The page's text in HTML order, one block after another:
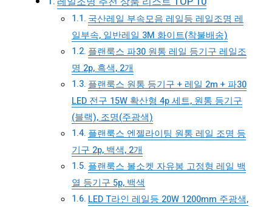
국산레일 부속모음 레일등 레일조명 레
일부속, 일반레일 3M 화이트(착불배송)
플랜룩스 파30 원통 레일 등기구 레일조
명 2p, 흑색, 2개
플랜룩스 원통 등기구 + 레일 2m + 파30
LED 전구 15W 확산형 4p 세트, 원통 등기구
(블랙), 조명(주광색)
플랜룩스 엔젤라이팅 원통 레일 조명 등
기구 2p, 백색, 2개
플랜룩스 볼소켓 자유봉 고정형 레일 백
열 등기구 5p, 백색
LED T라인 레일등 20W 1200mm 주광색,